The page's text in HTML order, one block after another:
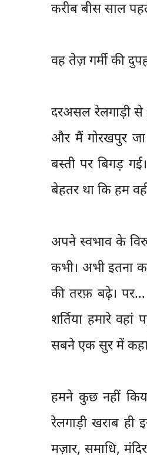
करीब बीस साल
वह तेज़ गर्मी की
दरअसल रेलगाड़ी से
और मैं गोरखपुर जा
बस्ती पर बिगड़
बेहतर था कि हम
अपने स्वभाव के
कभी। अभी इतना
की तरफ़ बढ़े।
शर्तिया हमारे
सबने एक सुर में
हमने कुछ नहीं
रेलगाड़ी खराब
मज़ार, समाधि,